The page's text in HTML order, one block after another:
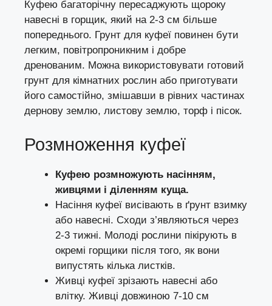
Куфею багаторічну пересаджують щороку
навесні в горщик, який на 2-3 см більше
попереднього. Грунт для куфеї повинен бути
легким, повітропроникним і добре
дренованим. Можна використовувати готовий
грунт для кімнатних рослин або приготувати
його самостійно, змішавши в рівних частинах
дернову землю, листову землю, торф і пісок.
Розмноження куфеї
Куфею розмножують насінням,
живцями і діленням куща.
Насіння куфеї висівають в ґрунт взимку
або навесні. Сходи з’являються через
2-3 тижні. Молоді рослини пікірують в
окремі горщики після того, як вони
випустять кілька листків.
Живці куфеї зрізають навесні або
влітку. Живці довжиною 7-10 см